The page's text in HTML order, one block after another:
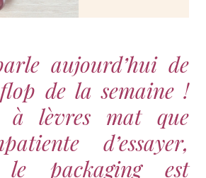
aujourd’hui de
de la semaine !
à lèvres mat que
d’essayer,
le packaging est